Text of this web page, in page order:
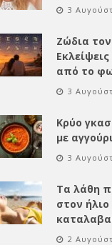
3
Ζώδια
από το
3
Κρύο
με
3
Τα λάθη
στον
2